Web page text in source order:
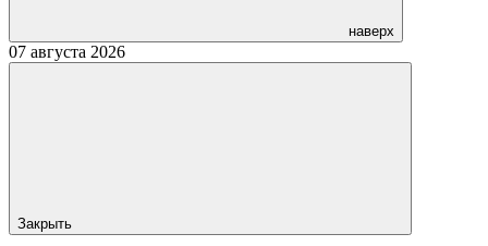
наверх
07 августа 2026
Закрыть